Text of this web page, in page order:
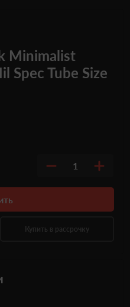
Minimalist
Spec Tube Size
1
Купить в рассрочку